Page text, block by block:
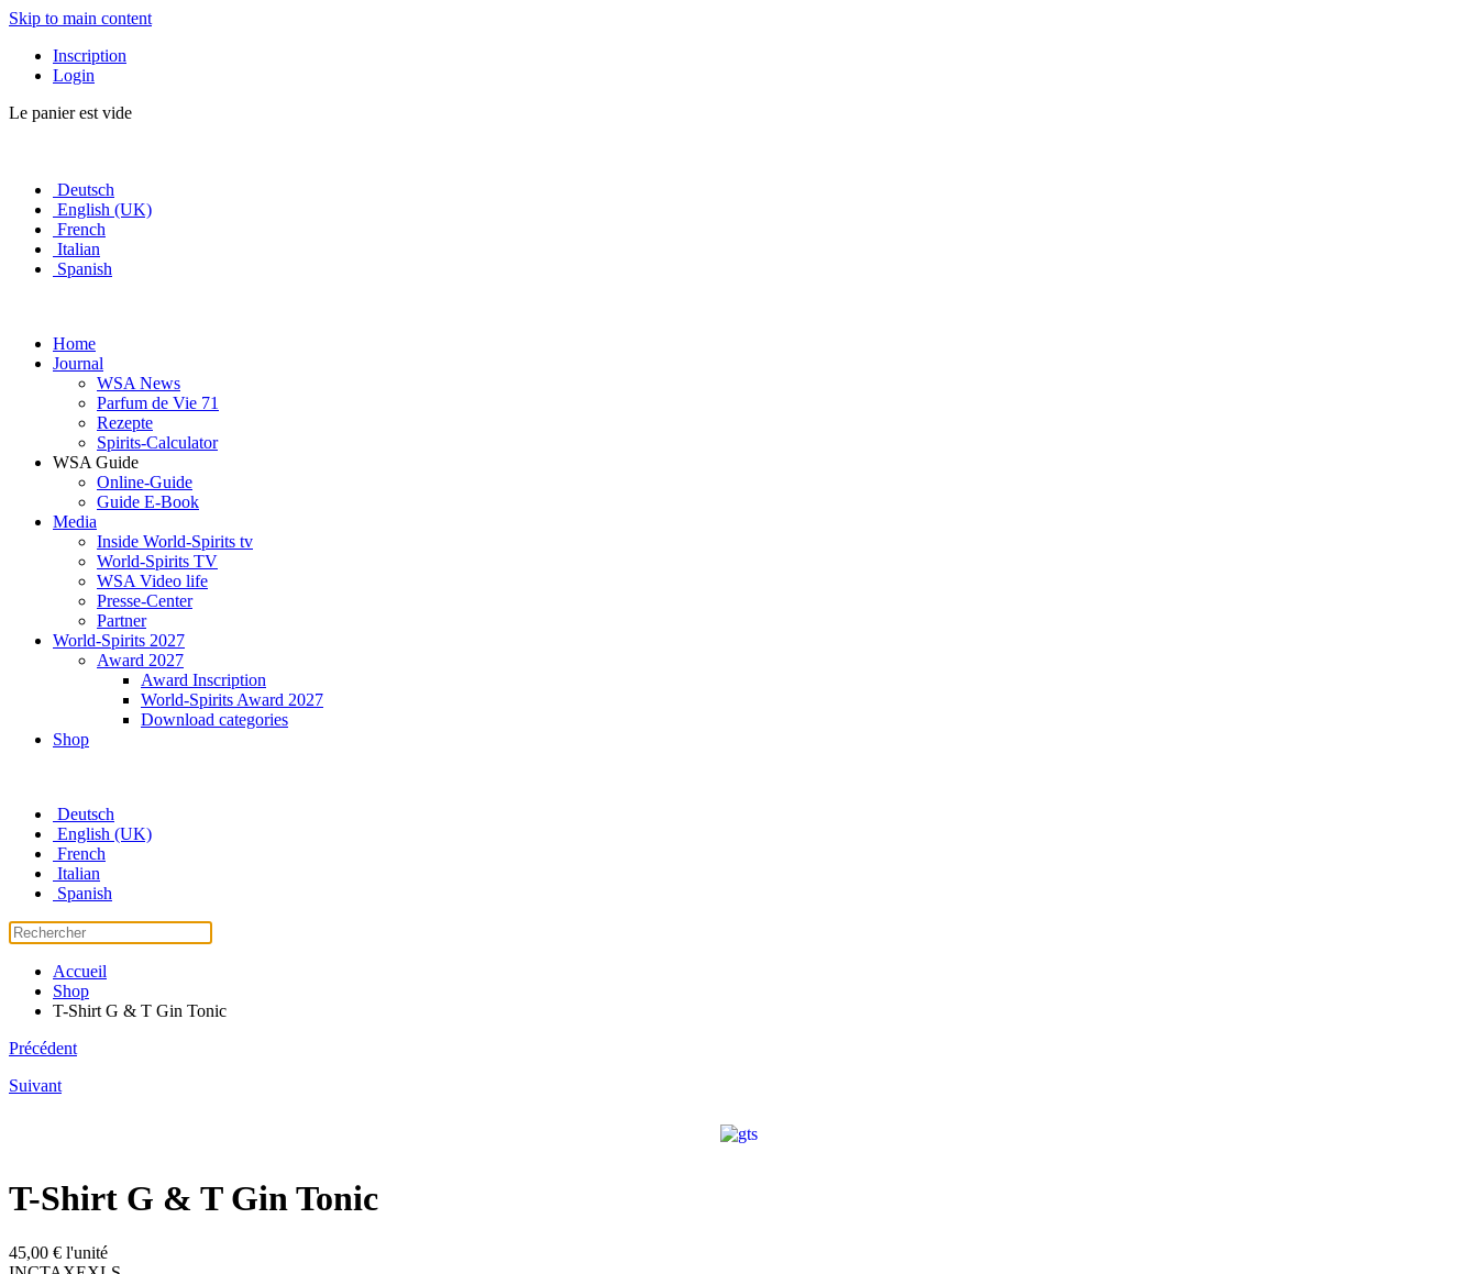
Skip to main content
Inscription
Login
Le panier est vide
Deutsch
English (UK)
French
Italian
Spanish
Home
Journal
WSA News
Parfum de Vie 71
Rezepte
Spirits-Calculator
WSA Guide
Online-Guide
Guide E-Book
Media
Inside World-Spirits tv
World-Spirits TV
WSA Video life
Presse-Center
Partner
World-Spirits 2027
Award 2027
Award Inscription
World-Spirits Award 2027
Download categories
Shop
Deutsch
English (UK)
French
Italian
Spanish
Accueil
Shop
T-Shirt G & T Gin Tonic
Précédent
Suivant
T-Shirt G & T Gin Tonic
45,00 € l'unité